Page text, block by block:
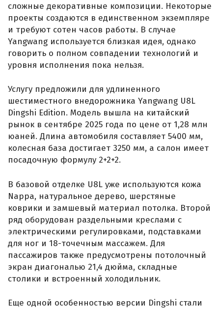
сложные декоративные композиции. Некоторые
проекты создаются в единственном экземпляре
и требуют сотен часов работы. В случае
Yangwang используется близкая идея, однако
говорить о полном совпадении технологий и
уровня исполнения пока нельзя.
Услугу предложили для удлиненного
шестиместного внедорожника Yangwang U8L
Dingshi Edition. Модель вышла на китайский
рынок в сентябре 2025 года по цене от 1,28 млн
юаней. Длина автомобиля составляет 5400 мм,
колесная база достигает 3250 мм, а салон имеет
посадочную формулу 2+2+2.
В базовой отделке U8L уже используются кожа
Nappa, натуральное дерево, шерстяные
коврики и замшевый материал потолка. Второй
ряд оборудован раздельными креслами с
электрическими регулировками, подставками
для ног и 18-точечным массажем. Для
пассажиров также предусмотрены потолочный
экран диагональю 21,4 дюйма, складные
столики и встроенный холодильник.
Еще одной особенностью версии Dingshi стали